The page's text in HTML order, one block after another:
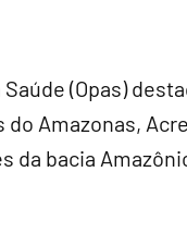
(Opas)
Amazonas,
bacia